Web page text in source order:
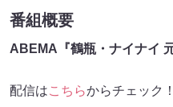
番組概要
ABEMA『鶴瓶・ナイナイ
配信はこちらからチェック！